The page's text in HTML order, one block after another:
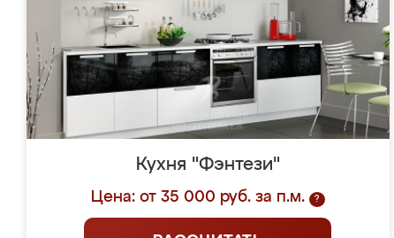
Кухня "Фэнтези"
Цена: от 35 000 руб. за п.м. ?